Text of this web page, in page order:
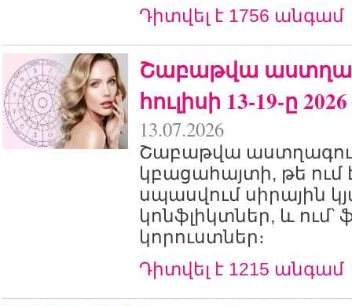
Դիտվել է 1756 անգամ
Շաբաթվա
հուլիսի 13-19-ը
13.07.2026
Շաբաթվա
կբացահայտի, թե ում
սպասվում սիրային
կոնֆլիկտներ, և
կորուստներ։
Դիտվել է 1215 անգամ